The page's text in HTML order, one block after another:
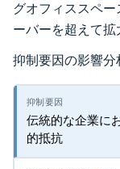
グオフィススペ
ーバーを超えて
抑制要因の影響分
伝統的な企業に
的抵抗